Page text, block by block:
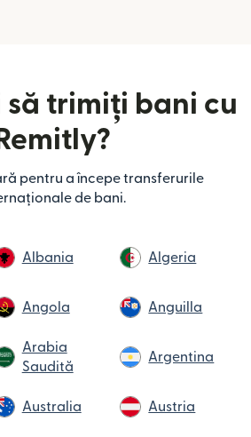
să trimiți bani cu
Remitly?
pentru a începe transferurile
de bani.
Albania Algeria
Angola Anguilla
Arabia
Saudită
Argentina
Australia Austria